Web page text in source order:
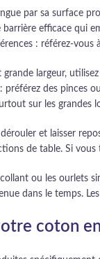
par sa surface
efficace qui
: référez-
largeur,
préférez des pinces
sur les grandes
dérouler et laisser
de table. Si
ou les ourlets
dans le temps.
coton